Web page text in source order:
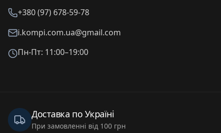
+380 (97) 678-59-78
i.kompi.com.ua@gmail.com
Пн-Пт: 11:00–19:00
Доставка по Україні
При замовленні від 100 грн